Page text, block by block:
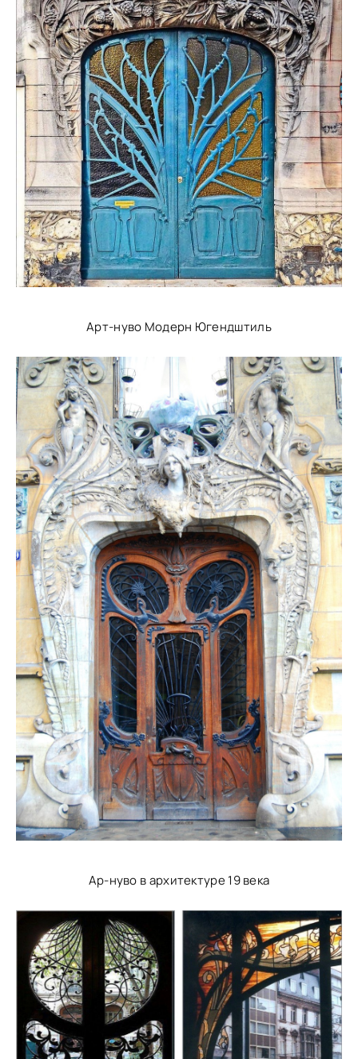
Арт-нуво Модерн Югендштиль
Ар-нуво в архитектуре 19 века